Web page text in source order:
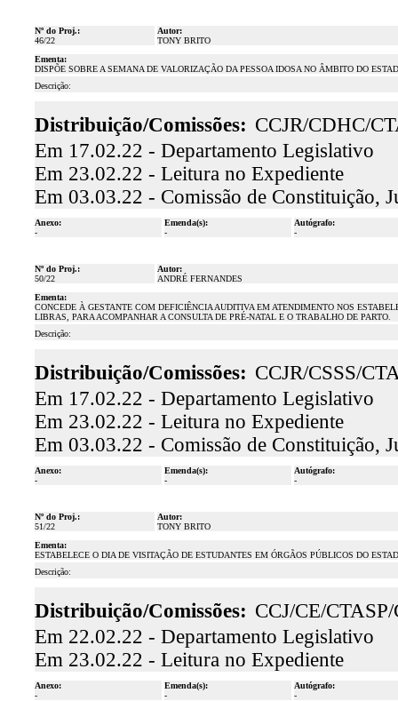
Nº do Proj.:
46/22
Autor:
TONY BRITO
Ementa:
DISPÕE SOBRE A SEMANA DE VALORIZAÇÃO DA PESSOA IDOSA NO ÂMBITO DO
Descrição:
Distribuição/Comissões: CCJR/CDHC/
Em 17.02.22 - Departamento Legislativo
Em 23.02.22 - Leitura no Expediente
Em 03.03.22 - Comissão de Constituição,
Anexo:
-
Emenda(s):
-
Autógrafo:
-
Nº do Proj.:
50/22
Autor:
ANDRÉ FERNANDES
Ementa:
CONCEDE À GESTANTE COM DEFICIÊNCIA AUDITIVA EM ATENDIMENTO NOS
LIBRAS, PARA ACOMPANHAR A CONSULTA DE PRÉ-NATAL E O TRABALHO DE PARTO.
Descrição:
Distribuição/Comissões: CCJR/CSSS/
Em 17.02.22 - Departamento Legislativo
Em 23.02.22 - Leitura no Expediente
Em 03.03.22 - Comissão de Constituição,
Anexo:
-
Emenda(s):
-
Autógrafo:
-
Nº do Proj.:
51/22
Autor:
TONY BRITO
Ementa:
ESTABELECE O DIA DE VISITAÇÃO DE ESTUDANTES EM ÓRGÃOS PÚBLICOS DO
Descrição:
Distribuição/Comissões: CCJ/CE/
Em 22.02.22 - Departamento Legislativo
Em 23.02.22 - Leitura no Expediente
Anexo:
-
Emenda(s):
-
Autógrafo:
-